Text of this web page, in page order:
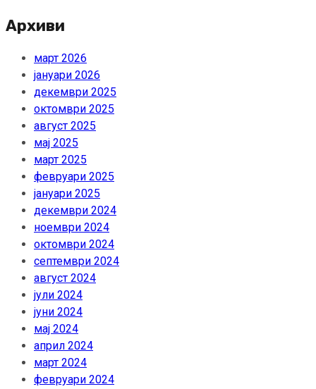
Архиви
март 2026
јануари 2026
декември 2025
октомври 2025
август 2025
мај 2025
март 2025
февруари 2025
јануари 2025
декември 2024
ноември 2024
октомври 2024
септември 2024
август 2024
јули 2024
јуни 2024
мај 2024
април 2024
март 2024
февруари 2024